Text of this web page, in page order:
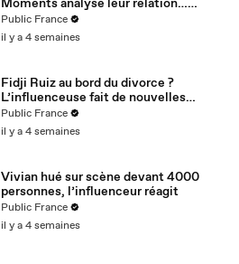
Moments analyse leur relation…
Couple toxique ? Rihanna serait-elle
malheureuse ?
Public France
il y a 4 semaines
Fidji Ruiz au bord du divorce ?
L’influenceuse fait de nouvelles
confidences
Public France
il y a 4 semaines
Vivian hué sur scène devant 4000
personnes, l’influenceur réagit
Public France
il y a 4 semaines